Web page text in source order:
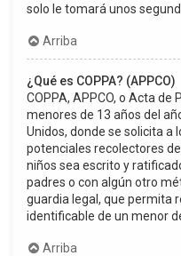
solo le tomará unos
Arriba
¿Qué es COPPA? (APPCO)
COPPA, APPCO, o Acta de
menores de 13 años del
Unidos, donde se solicita a
potenciales recolectores
niños sea escrito y
padres o con algún otro
guardia legal, que permita
identificable de un menor
Arriba